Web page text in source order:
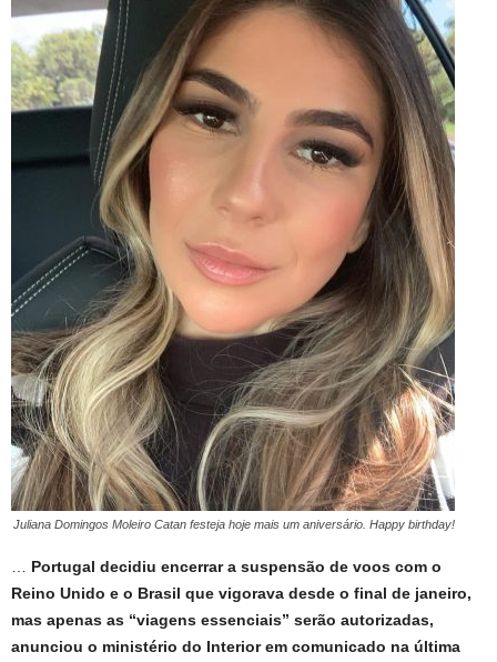
Juliana Domingos Moleiro Catan festeja hoje mais um aniversário. Happy birthday!
Portugal decidiu encerrar a suspensão de voos com o
Reino Unido e o Brasil que vigorava desde o final de janeiro,
mas apenas as “viagens essenciais” serão autorizadas,
anunciou o ministério do Interior em comunicado na última